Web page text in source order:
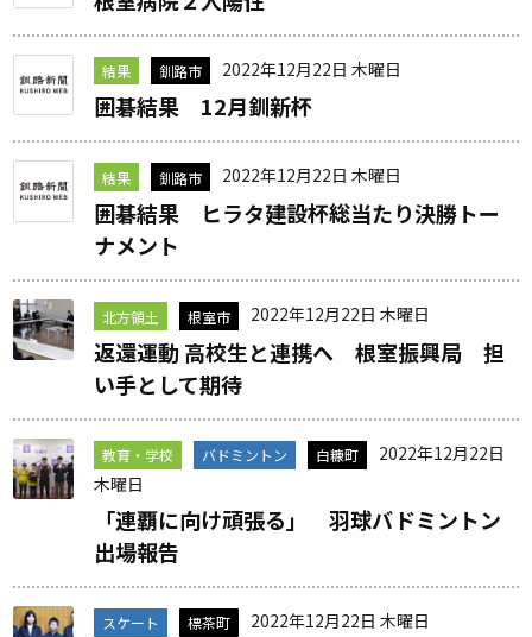
結果 釧路市 2022年12月22日 木曜日
囲碁結果 12月釧新杯
結果 釧路市 2022年12月22日 木曜日
囲碁結果 ヒラタ建設杯総当たり決勝トー
ナメント
北方領土 根室市 2022年12月22日 木曜日
返還運動 高校生と連携へ 根室振興局 担
い手として期待
教育・学校 バドミントン 白糠町
2022年12月22日
木曜日
「連覇に向け頑張る」 羽球バドミントン
出場報告
スケート 標茶町 2022年12月22日 木曜日